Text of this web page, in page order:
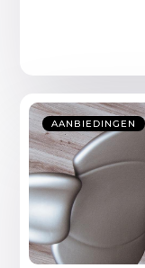
AANBIEDINGEN